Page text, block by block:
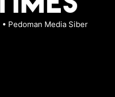
• Pedoman Media Siber